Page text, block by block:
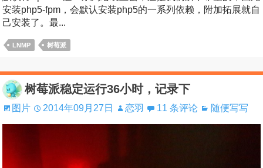
安装php5-fpm，会默认安装php5的一系列依赖，附加拓展就自
己安装了。最...
LNMP 树莓派
树莓派稳定运行36小时，记录下
图片 2014年09月27日 恋羽 11 条评论 随便写写